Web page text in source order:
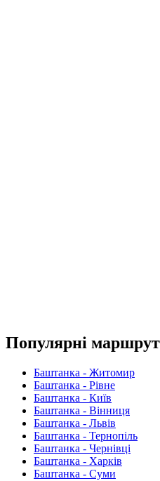
Популярні
Баштанка - Житомир
Баштанка - Рівне
Баштанка - Київ
Баштанка - Вінниця
Баштанка - Львів
Баштанка - Тернопіль
Баштанка - Чернівці
Баштанка - Харків
Баштанка - Суми